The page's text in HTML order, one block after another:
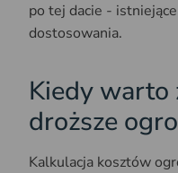
po tej dacie -
dostosowania.
Kiedy
droższe
Kalkulacja kosztów